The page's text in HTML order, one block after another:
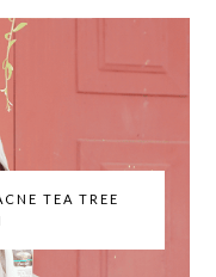
TEA TREE